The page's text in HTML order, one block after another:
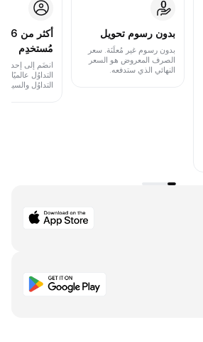
بدون رسوم تحويل
بدون رسوم غير مُعلَنَة. سعر
الصرف المعروض هو السعر
النهائي الذي ستدفعه.
مُستخدِم
انضَم إلى إحدى
التداوُل
التداوُل والسيولة.